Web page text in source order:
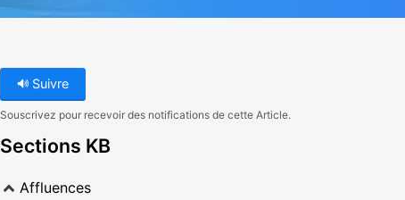
Suivre
Souscrivez pour recevoir des notifications de cette Article.
Sections KB
Affluences